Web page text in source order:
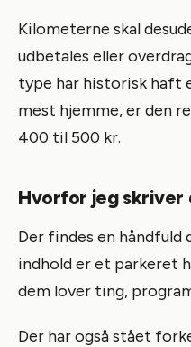
Kilometerne skal
udbetales eller
type har historisk haft
mest hjemme, er den
400 til 500 kr.
Hvorfor jeg
Der findes en håndfuld
indhold er et parkeret
dem lover ting,
Der har også stået